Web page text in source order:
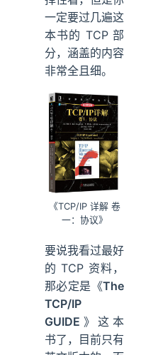
一定要过几遍这
本书的 TCP 部
分，涵盖的内容
非常全且细。
《TCP/IP 详解 卷
一：协议》
要说我看过最好
的 TCP 资料，
那必定是《The
TCP/IP
GUIDE 》这本
书了，目前只有